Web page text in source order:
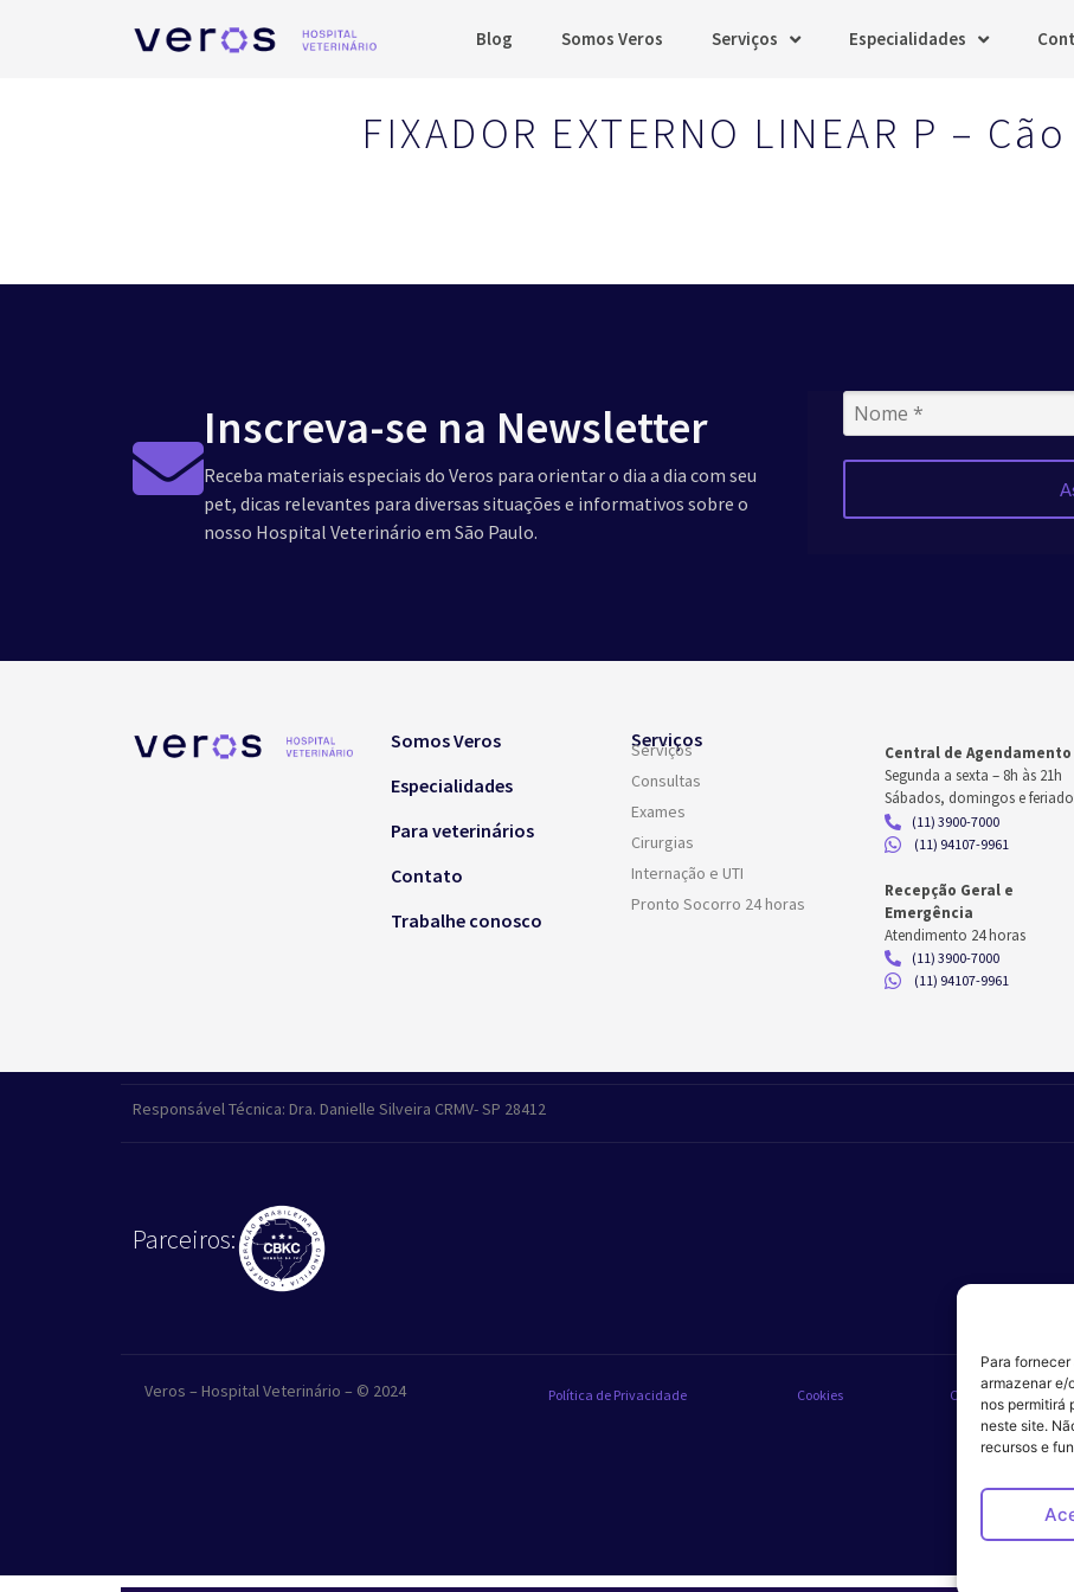
Para
armazenar e/
nos permitirá
neste site.
recursos e
Blog Somos Veros Serviços Especialidades
FIXADOR EXTERNO LINEAR P –
Inscreva-se na Newsletter
Receba materiais especiais do Veros para orientar o dia a dia com seu
pet, dicas relevantes para diversas situações e informativos sobre o
nosso Hospital Veterinário em São Paulo.
Somos Veros
Especialidades
Para veterinários
Contato
Trabalhe conosco
Serviços
Serviços
Consultas
Exames
Cirurgias
Internação e UTI
Pronto Socorro 24 horas
Central de Agendamento
Segunda a sexta – 8h às 21h
Sábados, domingos e
(11) 3900-7000
(11) 94107-9961
Recepção Geral e
Emergência
Atendimento 24 horas
(11) 3900-7000
(11) 94107-9961
Responsável Técnica: Dra. Danielle Silveira CRMV- SP 28412
Parceiros:
Veros – Hospital Veterinário – © 2024 Política de Privacidade Cookies Código de Conduta